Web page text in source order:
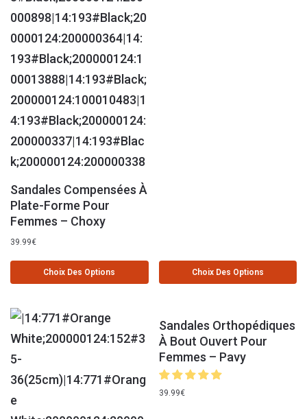
Sandales Compensées À
Plate-Forme Pour
Femmes – Choxy
39.99€
Choix Des Options Choix Des Options
Sandales Orthopédiques
À Bout Ouvert Pour
Femmes – Pavy
39.99€